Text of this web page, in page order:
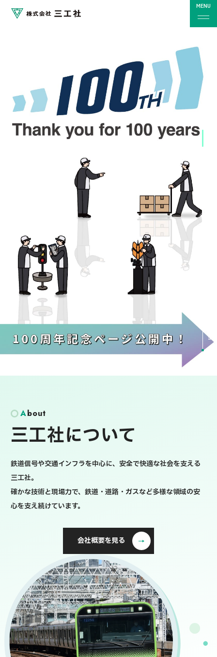
人とともに、
人のために。
どんなに時代が変わろうと、
人にやさしい社会を支えるために新たな価値創
造に挑み続ける。
これまでに培った確かな品質と誠実な精神を礎
に磨き続ける、進み続ける。
Scroll
三工社について
鉄道信号や交通インフラを中心に、安全で快適な社会を支える
三工社。
確かな技術と現場力で、鉄道・道路・ガスなど多様な領域の安
心を支え続けています。
会社概要を見る